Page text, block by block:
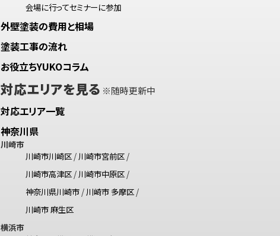
会場に行ってセミナーに参加
外壁塗装の費用と相場
塗装工事の流れ
お役立ちYUKOコラム
対応エリアを見る ※随時更新中
対応エリア一覧
神奈川県
川崎市
川崎市川崎区/ 川崎市宮前区/
川崎市高津区/ 川崎市中原区/
神奈川県川崎市/ 川崎市 多摩区/
川崎市 麻生区
横浜市